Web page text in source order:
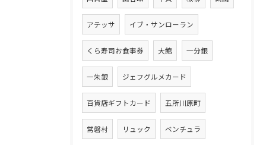
アテッサ イブ・サンローラン
くら寿司お食事券 大館 一分銀
一朱銀 ジェフグルメカード
百貨店ギフトカード 五所川原町
常磐村 リュック ベンチュラ